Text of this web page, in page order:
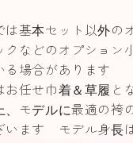
は基本セット以外の
クなどのオプション
る場合があります
お任せ巾着＆草履と
、モデルに最適の袴
います モデル身長